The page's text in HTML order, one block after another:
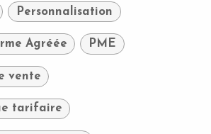
Personnalisation
Agréée PME
vente
tarifaire